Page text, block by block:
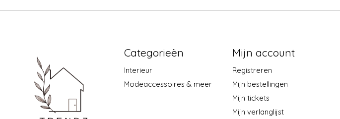
Categorieën
Interieur
Modeaccessoires & meer
Mijn account
Registreren
Mijn bestellingen
Mijn tickets
Mijn verlanglijst